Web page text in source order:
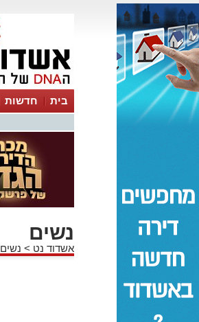
בית חדשות
נשים
אשדוד נט > נשים